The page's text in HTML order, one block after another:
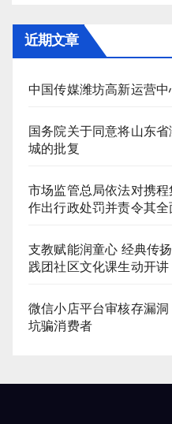
近期文章
中国传媒潍坊高新运营
国务院关于同意将山东
城的批复
市场监管总局依法对携
作出行政处罚并责令其全
支教赋能润童心 经典传
践团社区文化课生动开讲
微信小店平台审核存漏洞
坑骗消费者